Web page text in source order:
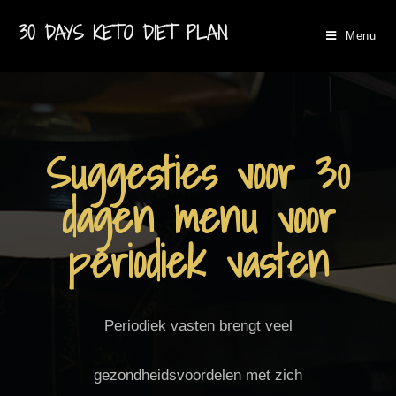
30 DAYS KETO DIET PLAN Menu
Suggesties voor 30
dagen menu voor
periodiek vasten
Periodiek vasten brengt veel
gezondheidsvoordelen met zich